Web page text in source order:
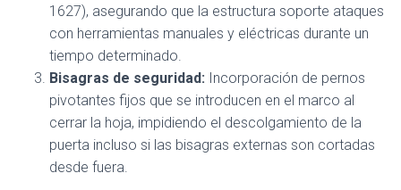
1627), asegurando que la estructura soporte ataques
con herramientas manuales y eléctricas durante un
tiempo determinado.
Bisagras de seguridad: Incorporación de pernos
pivotantes fijos que se introducen en el marco al
cerrar la hoja, impidiendo el descolgamiento de la
puerta incluso si las bisagras externas son cortadas
desde fuera.